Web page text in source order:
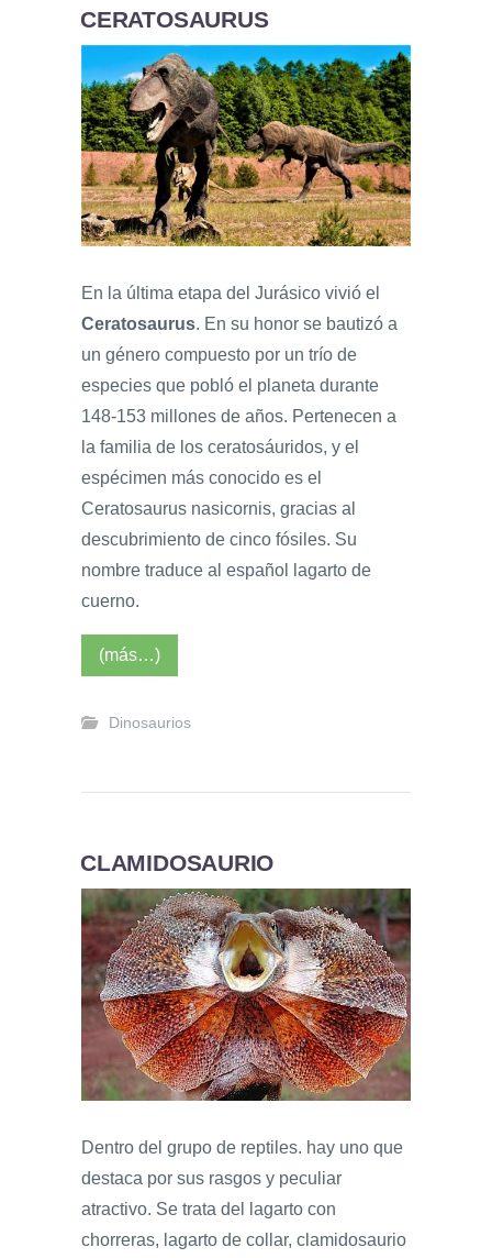
CERATOSAURUS
En la última etapa del Jurásico vivió el
Ceratosaurus. En su honor se bautizó a
un género compuesto por un trío de
especies que pobló el planeta durante
148-153 millones de años. Pertenecen a
la familia de los ceratosáuridos, y el
espécimen más conocido es el
Ceratosaurus nasicornis, gracias al
descubrimiento de cinco fósiles. Su
nombre traduce al español lagarto de
cuerno.
(más…)
Dinosaurios
CLAMIDOSAURIO
Dentro del grupo de reptiles. hay uno que
destaca por sus rasgos y peculiar
atractivo. Se trata del lagarto con
chorreras, lagarto de collar, clamidosaurio